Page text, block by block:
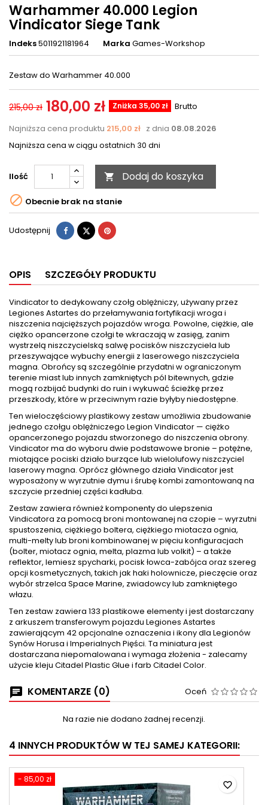
Warhammer 40.000 Legion
Vindicator Siege Tank
Indeks5011921181964 Marka Games-Workshop
Zestaw do Warhammer 40.000
215,00 zł 180,00 zł Zniżka 35,00 zł
Brutto
Najniższa cena produktu 215,00 zł z dnia 08.08.2026
Najniższa cena w ciągu ostatnich 30 dni
Ilość  Dodaj do koszyka
 Obecnie brak na stanie
Udostępnij Udostępnij
TweetujPinterest
OPIS SZCZEGÓŁY PRODUKTU
Vindicator to dedykowany czołg oblężniczy, używany przez
Legiones Astartes do przełamywania fortyfikacji wroga i
niszczenia najcięższych pojazdów wroga. Powolne, ciężkie, ale
ciężko opancerzone czołgi te wkraczają w zasięg, zanim
wystrzelą niszczycielską salwę pocisków niszczyciela lub
przeszywające wybuchy energii z laserowego niszczyciela
magna. Obrońcy są szczególnie przydatni w ograniczonym
terenie miast lub innych zamkniętych pól bitewnych, gdzie
mogą rozbijać budynki do ruin i wykuwać ścieżkę przez
przeszkody, które w przeciwnym razie byłyby niedostępne.
Ten wieloczęściowy plastikowy zestaw umożliwia zbudowanie
jednego czołgu oblężniczego Legion Vindicator — ciężko
opancerzonego pojazdu stworzonego do niszczenia obrony.
Vindicator ma do wyboru dwie podstawowe bronie – potężne,
miotające pociski działo burzące lub wielolufowy niszczyciel
laserowy magna. Oprócz głównego działa Vindicator jest
wyposażony w wyrzutnie dymu i śrubę kombi zamontowaną na
szczycie przedniej części kadłuba.
Zestaw zawiera również komponenty do ulepszenia
Vindicatora za pomocą broni montowanej na czopie – wyrzutni
spustoszenia, ciężkiego boltera, ciężkiego miotacza ognia,
multi-melty lub broni kombinowanej w pięciu konfiguracjach
(bolter, miotacz ognia, melta, plazma lub volkit) – a także
reflektor, lemiesz spycharki, pocisk łowca-zabójca oraz szereg
opcji kosmetycznych, takich jak haki holownicze, pieczęcie oraz
wybór strzelca Space Marine, zwiadowcy lub zamkniętego
włazu.
Ten zestaw zawiera 133 plastikowe elementy i jest dostarczany
z arkuszem transferowym pojazdu Legiones Astartes
zawierającym 42 opcjonalne oznaczenia i ikony dla Legionów
Synów Horusa i Imperialnych Pięści. Ta miniatura jest
dostarczana niepomalowana i wymaga złożenia - zalecamy
użycie kleju Citadel Plastic Glue i farb Citadel Color.
KOMENTARZE (0) Oceń
Na razie nie dodano żadnej recenzji.
4 INNYCH PRODUKTÓW W TEJ SAMEJ KATEGORII:
- 85,00 zł
favorite_border